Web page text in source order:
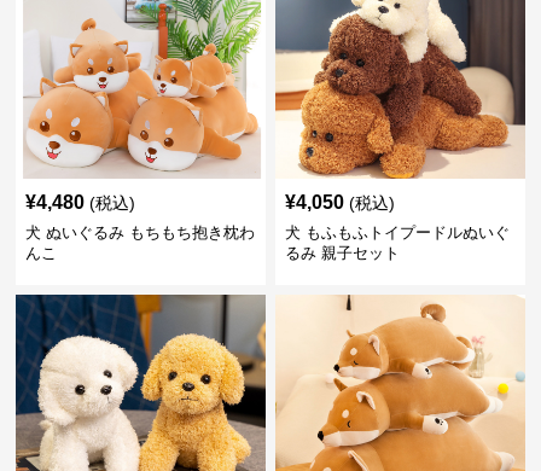
¥4,480 (税込)
犬 ぬいぐるみ もちもち抱き枕わ
んこ
¥4,050 (税込)
犬 もふもふトイプードルぬいぐ
るみ 親子セット